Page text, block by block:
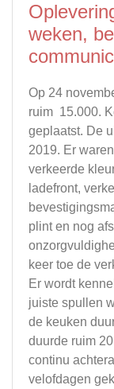
weken,
Op 24
ruim  15.000.
geplaatst. De
2019. Er
verkeerde
ladefront,
plint en nog
keer toe de
Er wordt
juiste spullen
de keuken
duurde ruim
continu
velofdagen